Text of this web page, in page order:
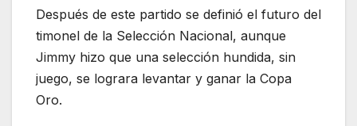
Después de este partido se definió el futuro del
timonel de la Selección Nacional, aunque
Jimmy hizo que una selección hundida, sin
juego, se lograra levantar y ganar la Copa
Oro.